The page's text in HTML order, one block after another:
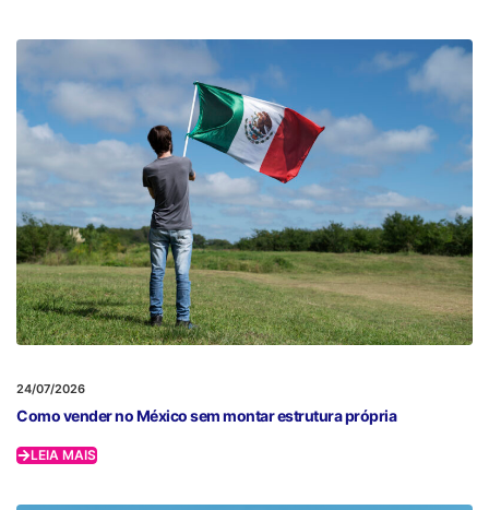
24/07/2026
Como vender no México sem montar estrutura própria
LEIA MAIS